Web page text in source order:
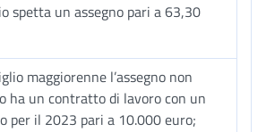
spetta un assegno pari a 63,30
maggiorenne l’assegno non
ha un contratto di lavoro con un
per il 2023 pari a 10.000 euro;